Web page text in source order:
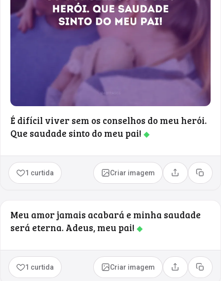
É difícil viver sem os conselhos do meu herói.
Que saudade sinto do meu pai! ◆
1 curtida Criar imagem Compartilhar
Copiar
Meu amor jamais acabará e minha saudade
será eterna. Adeus, meu pai! ◆
1 curtida Criar imagem Compartilhar
Copiar